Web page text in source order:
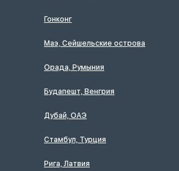
Гонконг
Маэ, Сейшельские острова
Орада, Румыния
Будапешт, Венгрия
Дубай, ОАЭ
Стамбул, Турция
Рига, Латвия